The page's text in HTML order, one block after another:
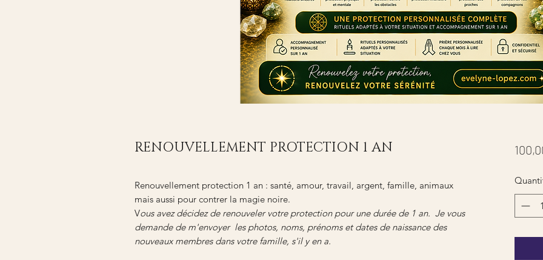
RENOUVELLEMENT PROTECTION 1 AN
Renouvellement protection 1 an : santé, amour, travail, argent, famille, animaux
mais aussi pour contrer la magie noire.
Vous avez décidez de renouveler votre protection pour une durée de 1 an. Je vous
demande de m'envoyer les photos, noms, prénoms et dates de naissance des
nouveaux membres dans votre famille, s'il y en a.